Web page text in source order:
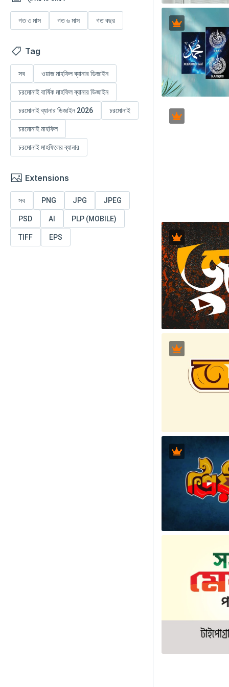
গত ৩ মাস গত ৬ মাস গত বছর
Tag
সব ওয়াজ মাহফিল ব্যানার ডিজাইন
চরমোনাই বার্ষিক মাহফিল ব্যানার ডিজাইন
চরমোনাই ব্যানার ডিজাইন 2026 চরমোনাই
চরমোনাই মাহফিল
চরমোনাই মাহফিলের ব্যানার
Extensions
সব PNG JPG JPEG
PSD AI PLP (MOBILE)
TIFF EPS